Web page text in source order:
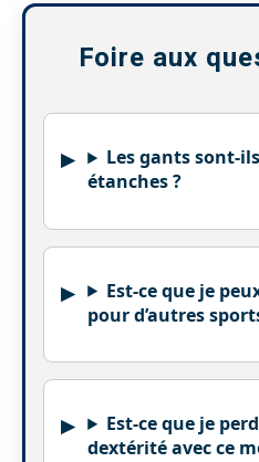
Foire aux
Les gants sont-
étanches ?
Est-ce que je
pour d’autres
Est-ce que je
dextérité avec ce